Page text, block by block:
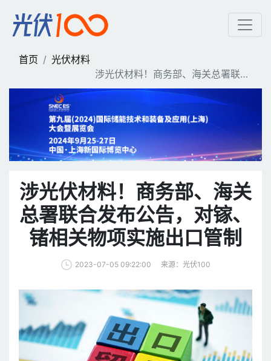
涉光伏材料！商务部、
首页
光伏材料
涉光伏材料！商务部、海关总署联合
发布公告，对镓、锗相关物项实施出
口管制
涉光伏材料！商务部、海关
总署联合发布公告，对镓、
锗相关物项实施出口管制
2023-07-05 09:22:00 来源：光伏100